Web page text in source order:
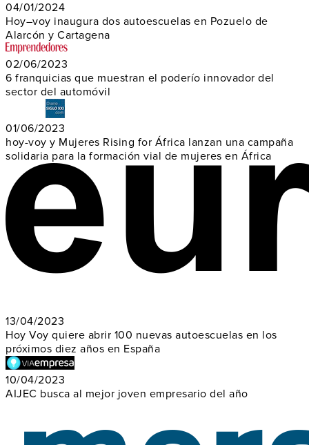
04/01/2024
Hoy–voy inaugura dos autoescuelas en Pozuelo de
Alarcón y Cartagena
02/06/2023
6 franquicias que muestran el poderío innovador del
sector del automóvil
01/06/2023
hoy-voy y Mujeres Rising for África lanzan una campaña
solidaria para la formación vial de mujeres en África
13/04/2023
Hoy Voy quiere abrir 100 nuevas autoescuelas en los
próximos diez años en España
10/04/2023
AIJEC busca al mejor joven empresario del año